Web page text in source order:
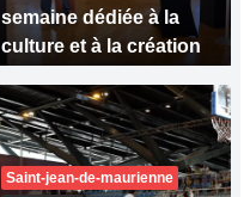
semaine dédiée à la
culture et à la création
Saint-jean-de-maurienne